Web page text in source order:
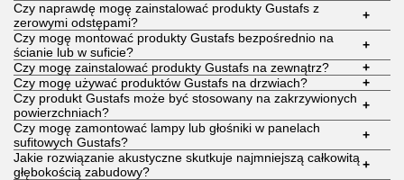
Czy naprawdę mogę zainstalować produkty Gustafs z
zerowymi odstępami?
+
Czy mogę montować produkty Gustafs bezpośrednio na
ścianie lub w suficie?
+
Czy mogę zainstalować produkty Gustafs na zewnątrz?
+
Czy mogę używać produktów Gustafs na drzwiach?
+
Czy produkt Gustafs może być stosowany na zakrzywionych
powierzchniach?
+
Czy mogę zamontować lampy lub głośniki w panelach
sufitowych Gustafs?
+
Jakie rozwiązanie akustyczne skutkuje najmniejszą całkowitą
głębokością zabudowy?
+